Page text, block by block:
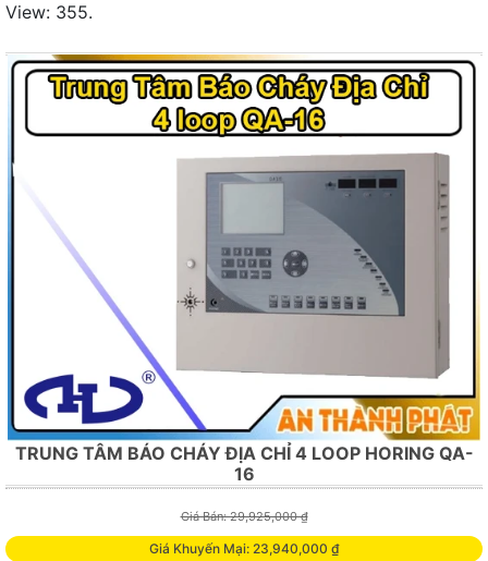
View: 355.
TRUNG TÂM BÁO CHÁY ĐỊA CHỈ 4 LOOP HORING QA-
16
Giá Bán: 29,925,000 ₫
Giá Khuyến Mại: 23,940,000 ₫